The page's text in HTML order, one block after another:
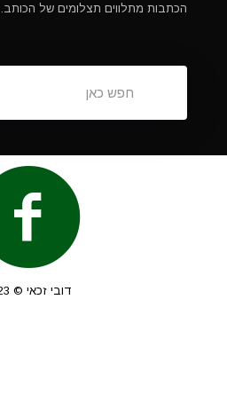
הכתבות מתלווים תצלומים של הכותב.
דובי זכאי © 2023